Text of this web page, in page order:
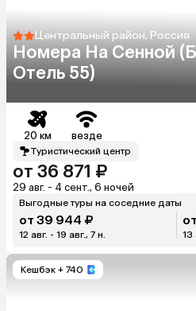
Центральный район, Россия
Номера На Сенной
Отель 55)
20 км везде
Туристический центр
от 36 871 ₽
29 авг. - 4 сент., 6 ночей
Выгодные туры на соседние даты
от 39 944 ₽
12 авг. - 19 авг., 7 н. 13
Кешбэк + 740